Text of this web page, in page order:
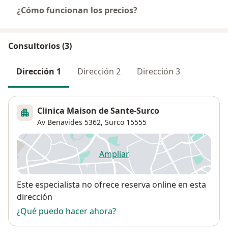
¿Cómo funcionan los precios?
Consultorios (3)
Dirección 1 Dirección 2 Dirección 3
Clinica Maison de Sante-Surco
Av Benavides 5362, Surco 15555
Ampliarse abre en una nueva
Disponibilidad
Este especialista no ofrece reserva online en esta
dirección
¿Qué puedo hacer ahora?